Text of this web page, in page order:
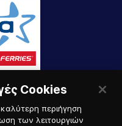
Cookies
περιήγηση
των λειτουργιών